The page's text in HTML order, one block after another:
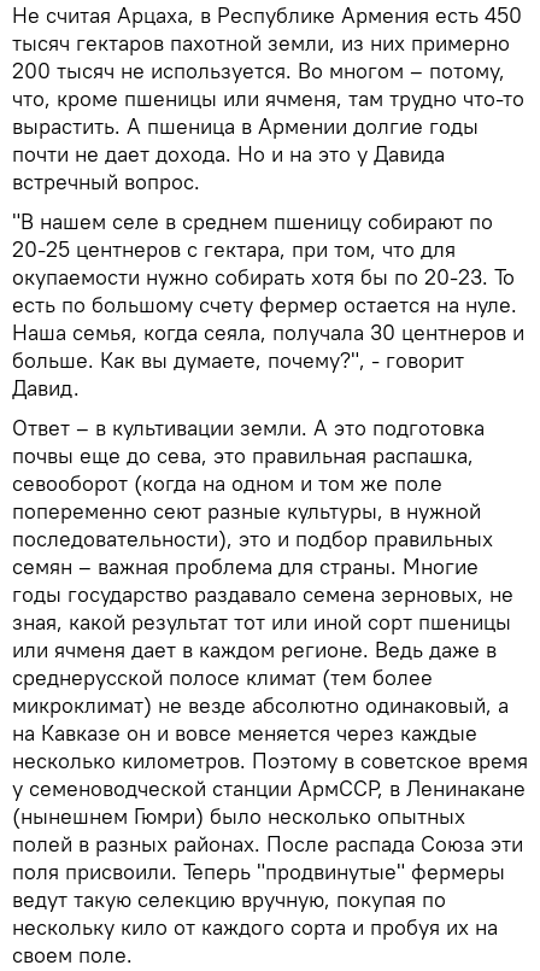
Не считая Арцаха, в Республике Армения есть 450
тысяч гектаров пахотной земли, из них примерно
200 тысяч не используется. Во многом – потому,
что, кроме пшеницы или ячменя, там трудно что-то
вырастить. А пшеница в Армении долгие годы
почти не дает дохода. Но и на это у Давида
встречный вопрос.
"В нашем селе в среднем пшеницу собирают по
20-25 центнеров с гектара, при том, что для
окупаемости нужно собирать хотя бы по 20-23. То
есть по большому счету фермер остается на нуле.
Наша семья, когда сеяла, получала 30 центнеров и
больше. Как вы думаете, почему?", - говорит
Давид.
Ответ – в культивации земли. А это подготовка
почвы еще до сева, это правильная распашка,
севооборот (когда на одном и том же поле
попеременно сеют разные культуры, в нужной
последовательности), это и подбор правильных
семян – важная проблема для страны. Многие
годы государство раздавало семена зерновых, не
зная, какой результат тот или иной сорт пшеницы
или ячменя дает в каждом регионе. Ведь даже в
среднерусской полосе климат (тем более
микроклимат) не везде абсолютно одинаковый, а
на Кавказе он и вовсе меняется через каждые
несколько километров. Поэтому в советское время
у семеноводческой станции АрмССР, в Ленинакане
(нынешнем Гюмри) было несколько опытных
полей в разных районах. После распада Союза эти
поля присвоили. Теперь "продвинутые" фермеры
ведут такую селекцию вручную, покупая по
нескольку кило от каждого сорта и пробуя их на
своем поле.